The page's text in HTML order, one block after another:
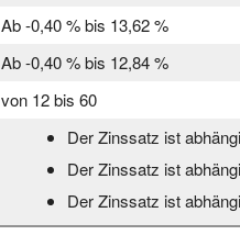
Ab -0,40 % bis 13,62 %
Ab -0,40 % bis 12,84 %
von 12 bis 60
Der Zinssatz ist
Der Zinssatz ist
Der Zinssatz ist